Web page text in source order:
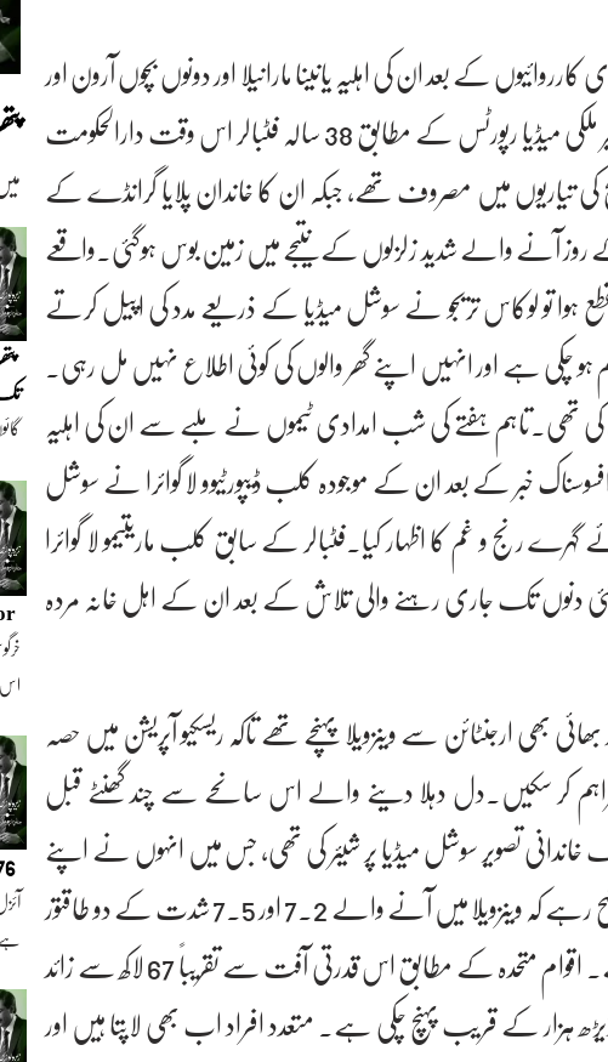
کارروائیوں کے بعد ان کی اہلیہ یانینا مارانیلا اور دونوں بچوں آرون اور
آئنہوا کی لاشیں ملبے سے نکال لی گئیں۔غیر ملکی میڈیا رپورٹس کے مطابق 38 سالہ فٹبالر اس وقت دارالحکومت
تیاریوں میں مصروف تھے، جبکہ ان کا خاندان پلایا گرانڈے کے
روز آنے والے شدید زلزلوں کے نتیجے میں زمین بوس ہوگئی۔واقعے
تو لوکاس تریجو نے سوشل میڈیا کے ذریعے مدد کی اپیل کرتے
ہو چکی ہے اور انہیں اپنے گھر والوں کی کوئی اطلاع نہیں مل رہی۔
ہفتے کی شب امدادی ٹیموں نے ملبے سے ان کی اہلیہ
خبر کے بعد ان کے موجودہ کلب ڈیپورٹیوو لا گوائرا نے سوشل
رنج و غم کا اظہار کیا۔فٹبالر کے سابق کلب ماریتیمو لا گوائرا
دنوں تک جاری رہنے والی تلاش کے بعد ان کے اہل خانہ مردہ
بھی ارجنٹائن سے وینزویلا پہنچے تھے تاکہ ریسکیو آپریشن میں حصہ
کر سکیں۔دل دہلا دینے والے اس سانحے سے چند گھنٹے قبل
تصویر سوشل میڈیا پر شیئر کی تھی، جس میں انہوں نے اپنے
اہل خانہ کی سلامتی کی امید ظاہر کی تھی۔واضح رہے کہ وینزویلا میں آنے والے 7.2 اور 7.5 شدت کے دو طاقتور
زلزلوں نے بڑے پیمانے پر تباہی مچائی ہے۔ اقوام متحدہ کے مطابق اس قدرتی آفت سے تقریباً 67 لاکھ سے زائد
ہزار کے قریب پہنچ چکی ہے۔ متعدد افراد اب بھی لاپتا ہیں اور